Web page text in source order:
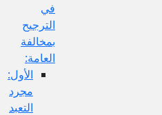
الترجيح
بمخالفة
العامة:
الأول: